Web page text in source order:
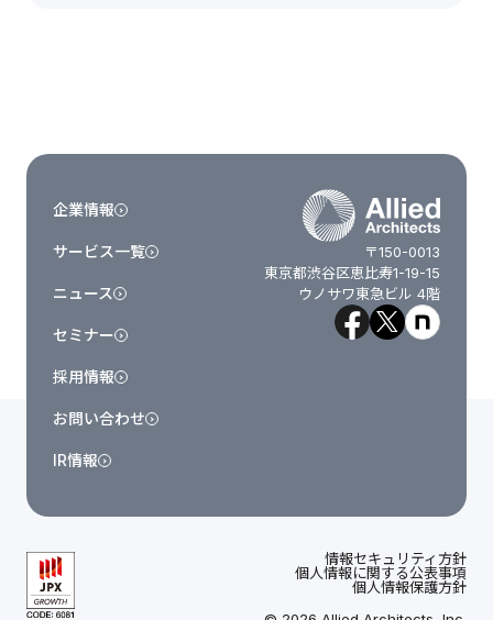
〒150-0013
東京都渋谷区恵比寿1-19-15
ウノサワ東急ビル 4階
企業情報
サービス一覧
ニュース
セミナー
採用情報
お問い合わせ
IR情報
情報セキュリティ方針
個人情報に関する公表事項
個人情報保護方針